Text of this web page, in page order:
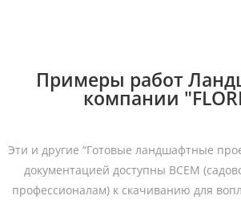
Примеры работ
компании
Эти и другие “Готовые ландшафтные
документацией доступны ВСЕМ
профессионалам) к скачиванию для